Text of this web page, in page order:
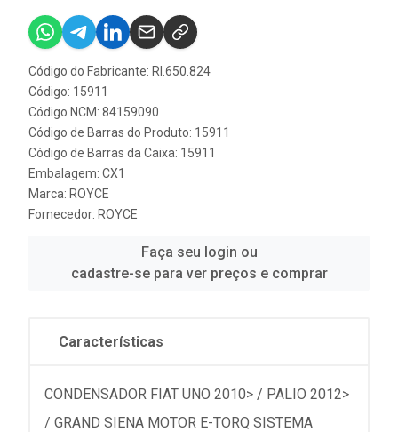
Código do Fabricante: RI.650.824
Código: 15911
Código NCM: 84159090
Código de Barras do Produto: 15911
Código de Barras da Caixa: 15911
Embalagem: CX1
Marca: ROYCE
Fornecedor: ROYCE
Faça seu login ou
cadastre-se para ver preços e comprar
Características
CONDENSADOR FIAT UNO 2010> / PALIO 2012>
/ GRAND SIENA MOTOR E-TORQ SISTEMA